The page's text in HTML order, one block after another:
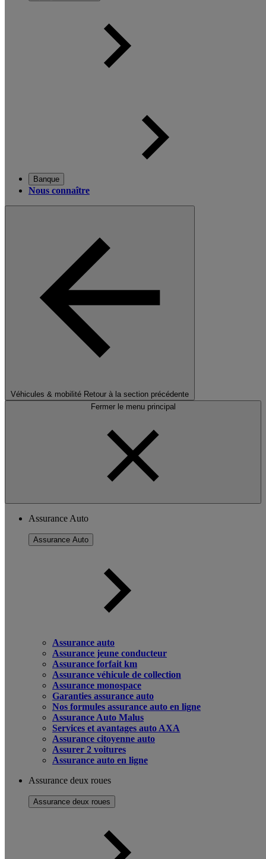
Banque
Nous connaître
Véhicules & mobilité Retour à la section précédente
Fermer le menu principal
Assurance Auto
Assurance Auto
Assurance auto
Assurance jeune conducteur
Assurance forfait km
Assurance véhicule de collection
Assurance monospace
Garanties assurance auto
Nos formules assurance auto en ligne
Assurance Auto Malus
Services et avantages auto AXA
Assurance citoyenne auto
Assurer 2 voitures
Assurance auto en ligne
Assurance deux roues
Assurance deux roues